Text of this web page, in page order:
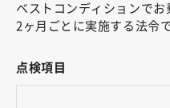
ベストコンディションでお
2ヶ月ごとに実施する法令
点検項目